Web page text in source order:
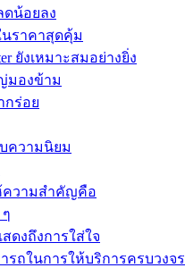
ดน้อยลง
ราคาสุดคุ้ม
ยังเหมาะสมอย่างยิ่ง
มองข้าม
กร่อย
ความนิยม
ความสำคัญคือ
ดงถึงการใส่ใจ
รถในการให้บริการครบวงจร